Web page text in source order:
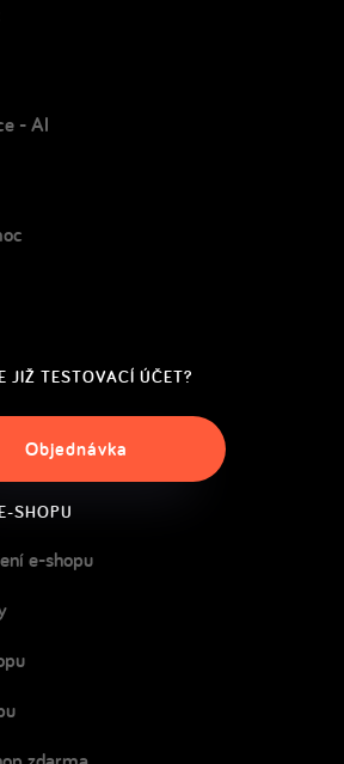
- AI
JIŽ TESTOVACÍ ÚČET?
Objednávka
SHOPU
e-shopu